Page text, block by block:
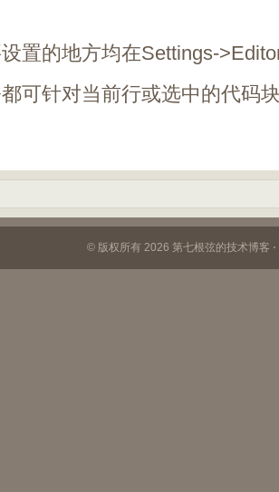
置的地方均在Settings-
可针对当前行或选中的代码
© 版权所有 2026 第七根弦的技术博客